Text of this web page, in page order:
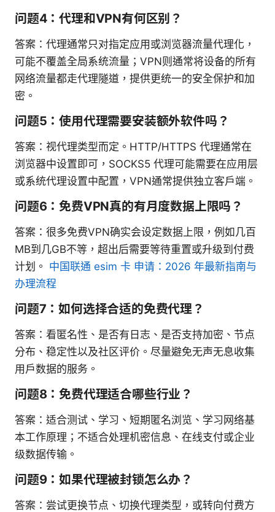
问题4：代理和VPN有何区别？
答案：代理通常只对指定应用或浏览器流量代理化，
可能不覆盖全局系统流量；VPN则通常将设备的所有
网络流量都走代理隧道，提供更统一的安全保护和加
密。
问题5：使用代理需要安装额外软件吗？
答案：视代理类型而定。HTTP/HTTPS 代理通常在
浏览器中设置即可，SOCKS5 代理可能需要在应用层
或系统代理设置中配置，VPN通常提供独立客户端。
问题6：免费VPN真的有月度数据上限吗？
答案：很多免费VPN确实会设定数据上限，例如几百
MB到几GB不等，超出后需要等待重置或升级到付费
计划。 中国联通 esim 卡 申请：2026 年最新指南与
办理流程
问题7：如何选择合适的免费代理？
答案：看匿名性、是否有日志、是否支持加密、节点
分布、稳定性以及社区评价。尽量避免无声无息收集
用户数据的服务。
问题8：免费代理适合哪些行业？
答案：适合测试、学习、短期匿名浏览、学习网络基
本工作原理；不适合处理机密信息、在线支付或企业
级数据传输。
问题9：如果代理被封锁怎么办？
答案：尝试更换节点、切换代理类型，或转向付费方